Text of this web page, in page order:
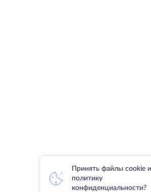
Принять файлы cookie и
политику
конфиденциальности?